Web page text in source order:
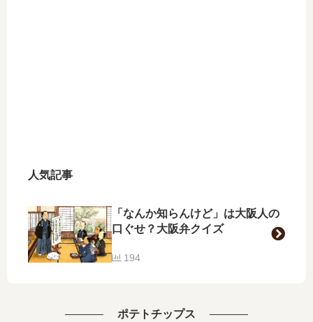
人気記事
「なんか知らんけど」は大阪人の
口ぐせ？大阪弁クイズ
194
ポテトチップス